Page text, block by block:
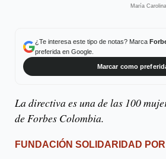
María
¿Te interesa este tipo de notas? Marca
preferida en Google.
Marcar como
La directiva es una de las 100
de Forbes Colombia.
FUNDACIÓN SOLIDARIDAD